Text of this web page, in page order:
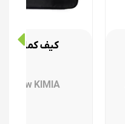
کیف کمان
bow KIMIA